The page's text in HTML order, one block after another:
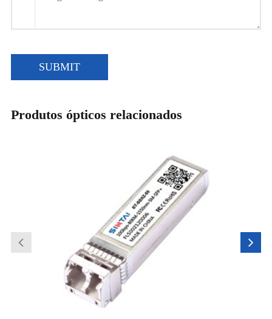
SUBMIT
Produtos ópticos relacionados